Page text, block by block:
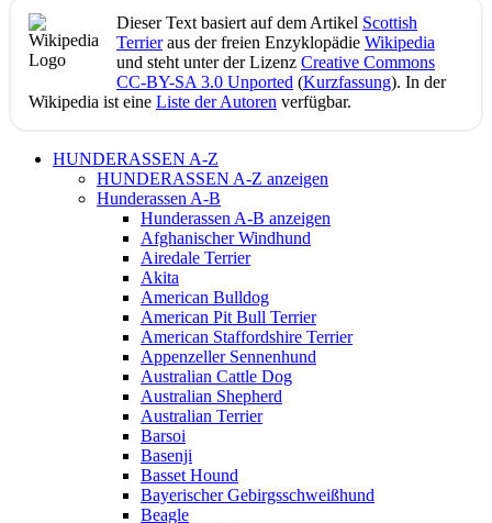
Dieser Text basiert auf dem Artikel Scottish
Terrieraus der freien Enzyklopädie Wikipedia
und steht unter der Lizenz Creative Commons
CC-BY-SA 3.0 Unported (Kurzfassung). In der
Wikipedia ist eine Liste der Autoren verfügbar.
HUNDERASSEN A-Z
HUNDERASSEN A-Z anzeigen
Hunderassen A-B
Hunderassen A-B anzeigen
Afghanischer Windhund
Airedale Terrier
Akita
American Bulldog
American Pit Bull Terrier
American Staffordshire Terrier
Appenzeller Sennenhund
Australian Cattle Dog
Australian Shepherd
Australian Terrier
Barsoi
Basenji
Basset Hound
Bayerischer Gebirgsschweißhund
Beagle